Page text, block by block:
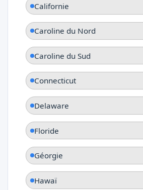
Californie
Caroline du Nord
Caroline du Sud
Connecticut
Delaware
Floride
Géorgie
Hawaï